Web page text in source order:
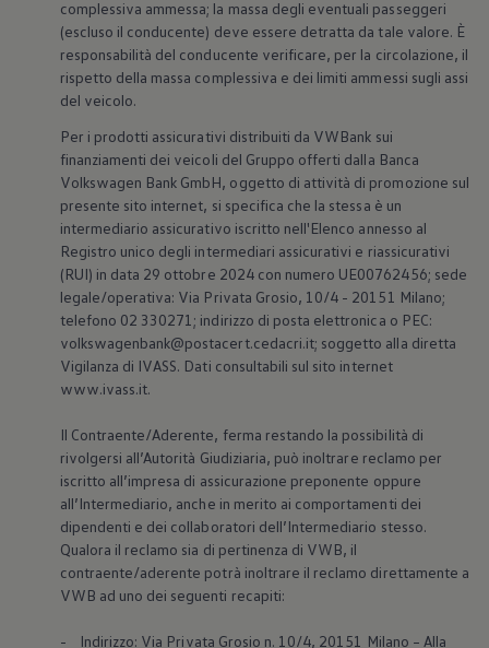
complessiva ammessa; la massa degli eventuali passeggeri
(escluso il conducente) deve essere detratta da tale valore. È
responsabilità del conducente verificare, per la circolazione, il
rispetto della massa complessiva e dei limiti ammessi sugli assi
del veicolo.
Per i prodotti assicurativi distribuiti da VWBank sui
finanziamenti dei veicoli del Gruppo offerti dalla Banca
Volkswagen Bank GmbH, oggetto di attività di promozione sul
presente sito internet, si specifica che la stessa è un
intermediario assicurativo iscritto nell'Elenco annesso al
Registro unico degli intermediari assicurativi e riassicurativi
(RUI) in data 29 ottobre 2024 con numero UE00762456; sede
legale/operativa: Via Privata Grosio, 10/4 - 20151 Milano;
telefono 02 330271; indirizzo di posta elettronica o PEC:
volkswagenbank@postacert.cedacri.it; soggetto alla diretta
Vigilanza di IVASS. Dati consultabili sul sito internet
www.ivass.it.
Il Contraente/Aderente, ferma restando la possibilità di
rivolgersi all’Autorità Giudiziaria, può inoltrare reclamo per
iscritto all’impresa di assicurazione preponente oppure
all’Intermediario, anche in merito ai comportamenti dei
dipendenti e dei collaboratori dell’Intermediario stesso.
Qualora il reclamo sia di pertinenza di VWB, il
contraente/aderente potrà inoltrare il reclamo direttamente a
VWB ad uno dei seguenti recapiti:
- Indirizzo: Via Privata Grosio n. 10/4, 20151 Milano – Alla